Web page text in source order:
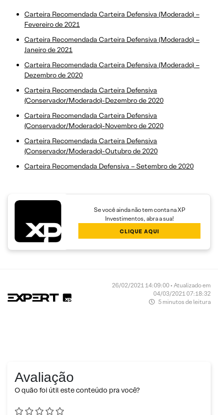
Carteira Recomendada Carteira Defensiva (Moderado) –
Fevereiro de 2021
Carteira Recomendada Carteira Defensiva (Moderado) –
Janeiro de 2021
Carteira Recomendada Carteira Defensiva (Moderado) –
Dezembro de 2020
Carteira Recomendada Carteira Defensiva
(Conservador/Moderado)-Dezembro de 2020
Carteira Recomendada Carteira Defensiva
(Conservador/Moderado)-Novembro de 2020
Carteira Recomendada Carteira Defensiva
(Conservador/Moderado)-Outubro de 2020
Carteira Recomendada Defensiva – Setembro de 2020
Se você ainda não tem conta na XP
Investimentos, abra a sua!
CLIQUE AQUI
26/02/2021 14:09:00 • Atualizado em
04/03/2021 07:18:32
5 minutos de leitura
Avaliação
O quão foi útil este conteúdo pra você?